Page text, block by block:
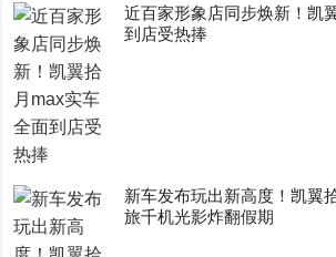
近百家形象店同步焕新！凯
到店受热捧
新车发布玩出新高度！凯翼
旅千机光影炸翻假期